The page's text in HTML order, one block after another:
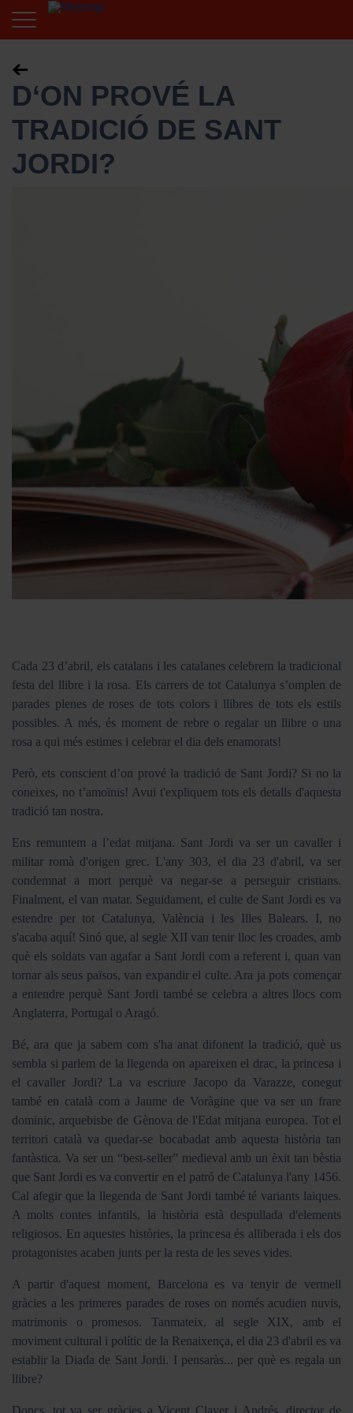
D‘ON PROVÉ LA
TRADICIÓ DE SANT
JORDI?
Cada 23 d’abril, els catalans i les catalanes celebrem la tradicional
festa del llibre i la rosa. Els carrers de tot Catalunya s’omplen de
parades plenes de roses de tots colors i llibres de tots els estils
possibles. A més, és moment de rebre o regalar un llibre o una
rosa a qui més estimes i celebrar el dia dels enamorats!
Però, ets conscient d’on prové la tradició de Sant Jordi? Si no la
coneixes, no t’amoïnis! Avui t'expliquem tots els detalls d'aquesta
tradició tan nostra.
Ens remuntem a l’edat mitjana. Sant Jordi va ser un cavaller i
militar romà d'origen grec. L'any 303, el dia 23 d'abril, va ser
condemnat a mort perquè va negar-se a perseguir cristians.
Finalment, el van matar. Seguidament, el culte de Sant Jordi es va
estendre per tot Catalunya, València i les Illes Balears. I, no
s'acaba aquí! Sinó que, al segle XII van tenir lloc les croades, amb
què els soldats van agafar a Sant Jordi com a referent i, quan van
tornar als seus països, van expandir el culte. Ara ja pots començar
a entendre perquè Sant Jordi també se celebra a altres llocs com
Anglaterra, Portugal o Aragó.
Bé, ara que ja sabem com s'ha anat difonent la tradició, què us
sembla si parlem de la llegenda on apareixen el drac, la princesa i
el cavaller Jordi? La va escriure Jacopo da Varazze, conegut
també en català com a Jaume de Voràgine que va ser un frare
dominic, arquebisbe de Gènova de l'Edat mitjana europea. Tot el
territori català va quedar-se bocabadat amb aquesta història tan
fantàstica. Va ser un “best-seller” medieval amb un èxit tan bèstia
que Sant Jordi es va convertir en el patró de Catalunya l'any 1456.
Cal afegir que la llegenda de Sant Jordi també té variants laiques.
A molts contes infantils, la història està despullada d'elements
religiosos. En aquestes històries, la princesa és alliberada i els dos
protagonistes acaben junts per la resta de les seves vides.
A partir d'aquest moment, Barcelona es va tenyir de vermell
gràcies a les primeres parades de roses on només acudien nuvis,
matrimonis o promesos. Tanmateix, al segle XIX, amb el
moviment cultural i polític de la Renaixença, el dia 23 d'abril es va
establir la Diada de Sant Jordi. I pensaràs... per què es regala un
llibre?
Doncs, tot va ser gràcies a Vicent Claver i Andrés, director de